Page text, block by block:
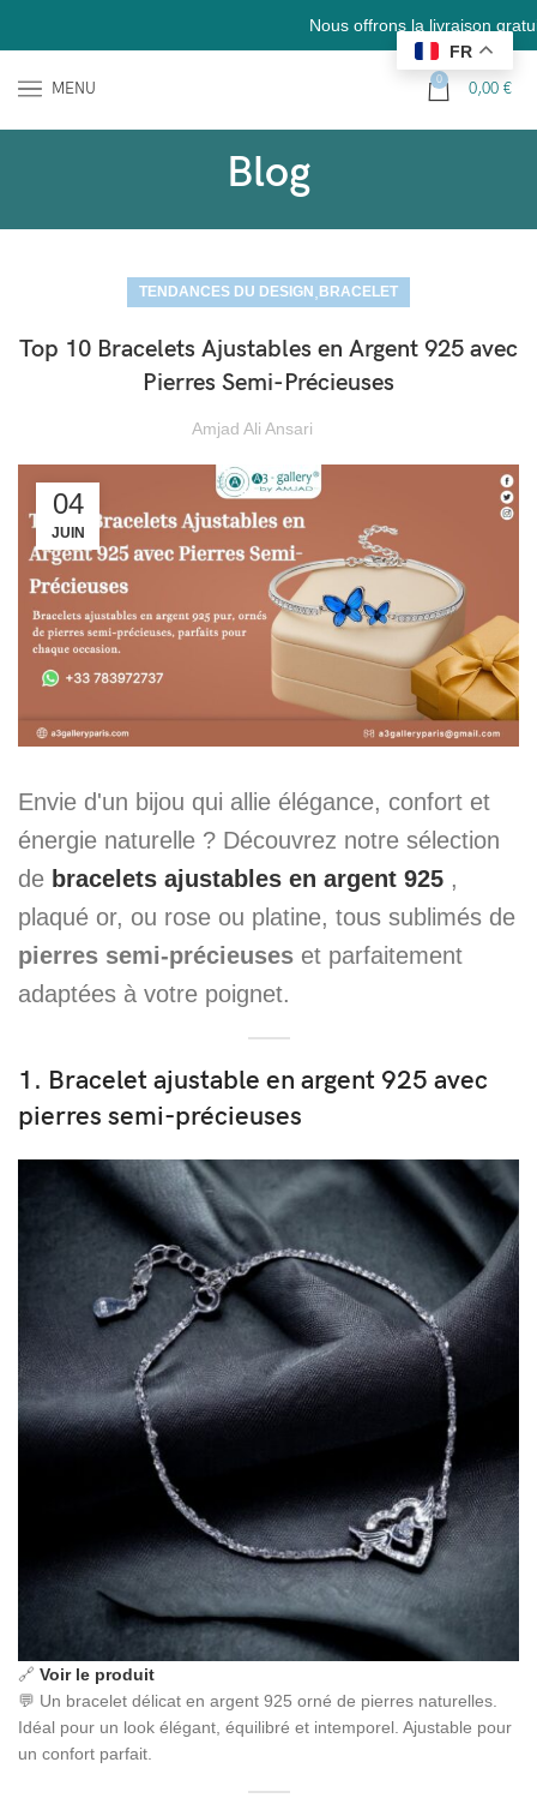
Nous offrons la livraison gratuite en France et en Europe
MENU 0 0,00 €
Blog
TENDANCES DU DESIGN BRACELET
Top 10 Bracelets Ajustables en Argent 925 avec
Pierres Semi-Précieuses
Amjad Ali Ansari
04
JUIN
Envie d'un bijou qui allie élégance, confort et
énergie naturelle ? Découvrez notre sélection
de bracelets ajustables en argent 925 ,
plaqué or, ou rose ou platine, tous sublimés de
pierres semi-précieuses et parfaitement
adaptées à votre poignet.
1. Bracelet ajustable en argent 925 avec
pierres semi-précieuses
🔗 Voir le produit
💬 Un bracelet délicat en argent 925 orné de pierres naturelles.
Idéal pour un look élégant, équilibré et intemporel. Ajustable pour
un confort parfait.
FR